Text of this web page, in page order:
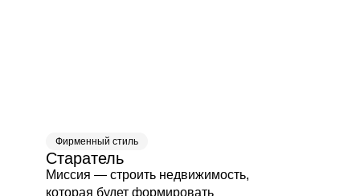
Фирменный стиль
Старатель
Миссия — строить недвижимость,
которая будет формировать